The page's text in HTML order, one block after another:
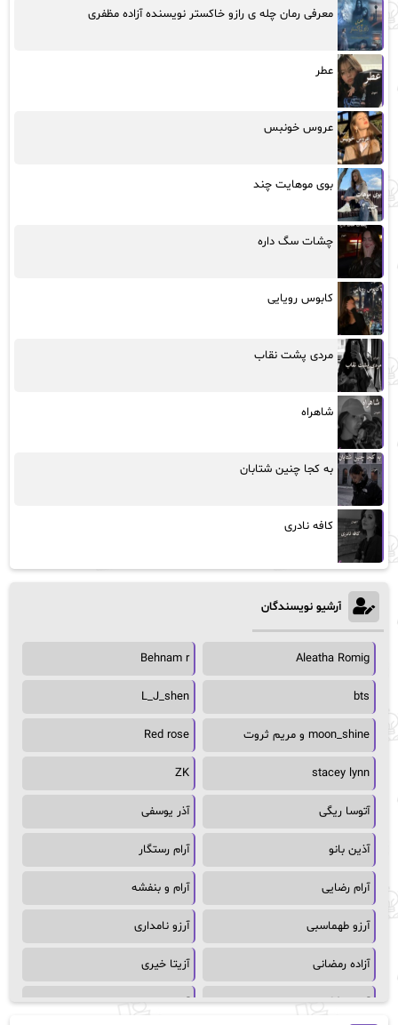
معرفی رمان چله ی رازو خاکستر نویسنده آزاده مظفری
عطر
عروس خونبس
بوی موهایت چند
چشات سگ داره
کابوس رویایی
مردی پشت نقاب
شاهراه
به کجا چنین شتابان
کافه نادری
آرشیو نویسندگان
Aleatha Romig
Behnam r
bts
L_J_shen
moon_shine و مریم ثروت Red rose
stacey lynn
ZK
آتوسا ریگی آذر یوسفی
آذین بانو آرام رستگار
آرام رضایی آرام و بنفشه
آرزو طهماسبی آرزو نامداری
آزاده رمضانی آزیتا خیری
آسمان64 آسمان۶۵